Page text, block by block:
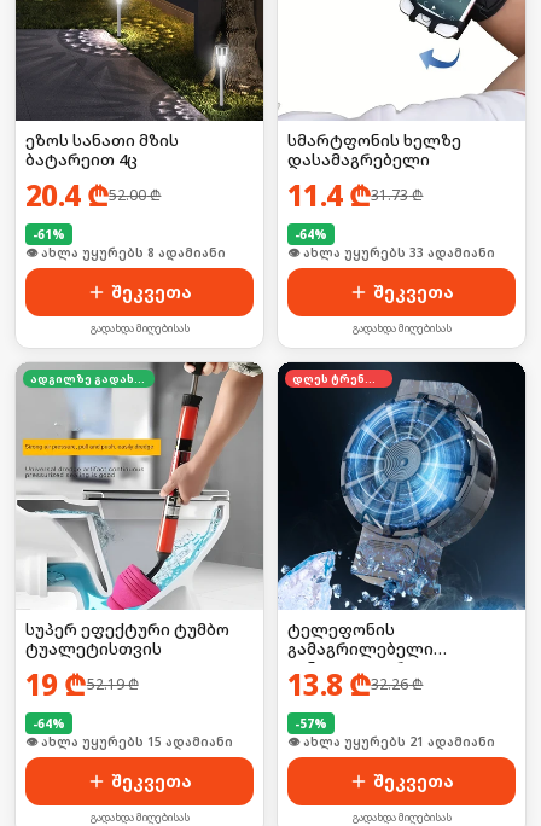
ეზოს სანათი მზის
ბატარეით 4ც
20.4₾52.00₾
-61%
🛒 ბოლო 24სთ-ში იყიდა 12-მა
შეკვეთა
გადახდა მიღებისას
სმარტფონის ხელზე
დასამაგრებელი
11.4₾31.73₾
-64%
🛒 ბოლო 24სთ-ში იყიდა 44-მა
შეკვეთა
გადახდა მიღებისას
სუპერ ეფექტური ტუმბო
ტუალეტისთვის
19 ₾52.19₾
-64%
🛒 ბოლო 24სთ-ში იყიდა 23-მა
შეკვეთა
გადახდა მიღებისას
ტელეფონის
გამაგრილებელი
ვინტილატორი
13.8 ₾32.26₾
-57%
🛒 ბოლო 24სთ-ში იყიდა 28-მა
შეკვეთა
გადახდა მიღებისას